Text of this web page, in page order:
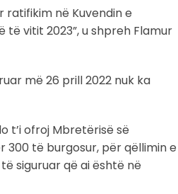
në Kuvendin e
vitit 2023”, u shpreh Flamur
më 26 prill 2022 nuk ka
t’i ofroj Mbretërisë së
300 të burgosur, për qëllimin e
siguruar që ai është në